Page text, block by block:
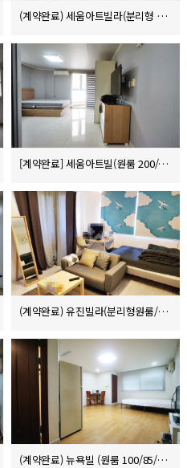
(계약완료) 세움아트빌라(분리형 250/130/10)
[계약완료] 세움아트빌(원룸 200/100/10)
(계약완료) 유진빌라(분리형원룸/6000/31/8)
(계약완료) 뉴욕빌 (원룸 100/85/8)